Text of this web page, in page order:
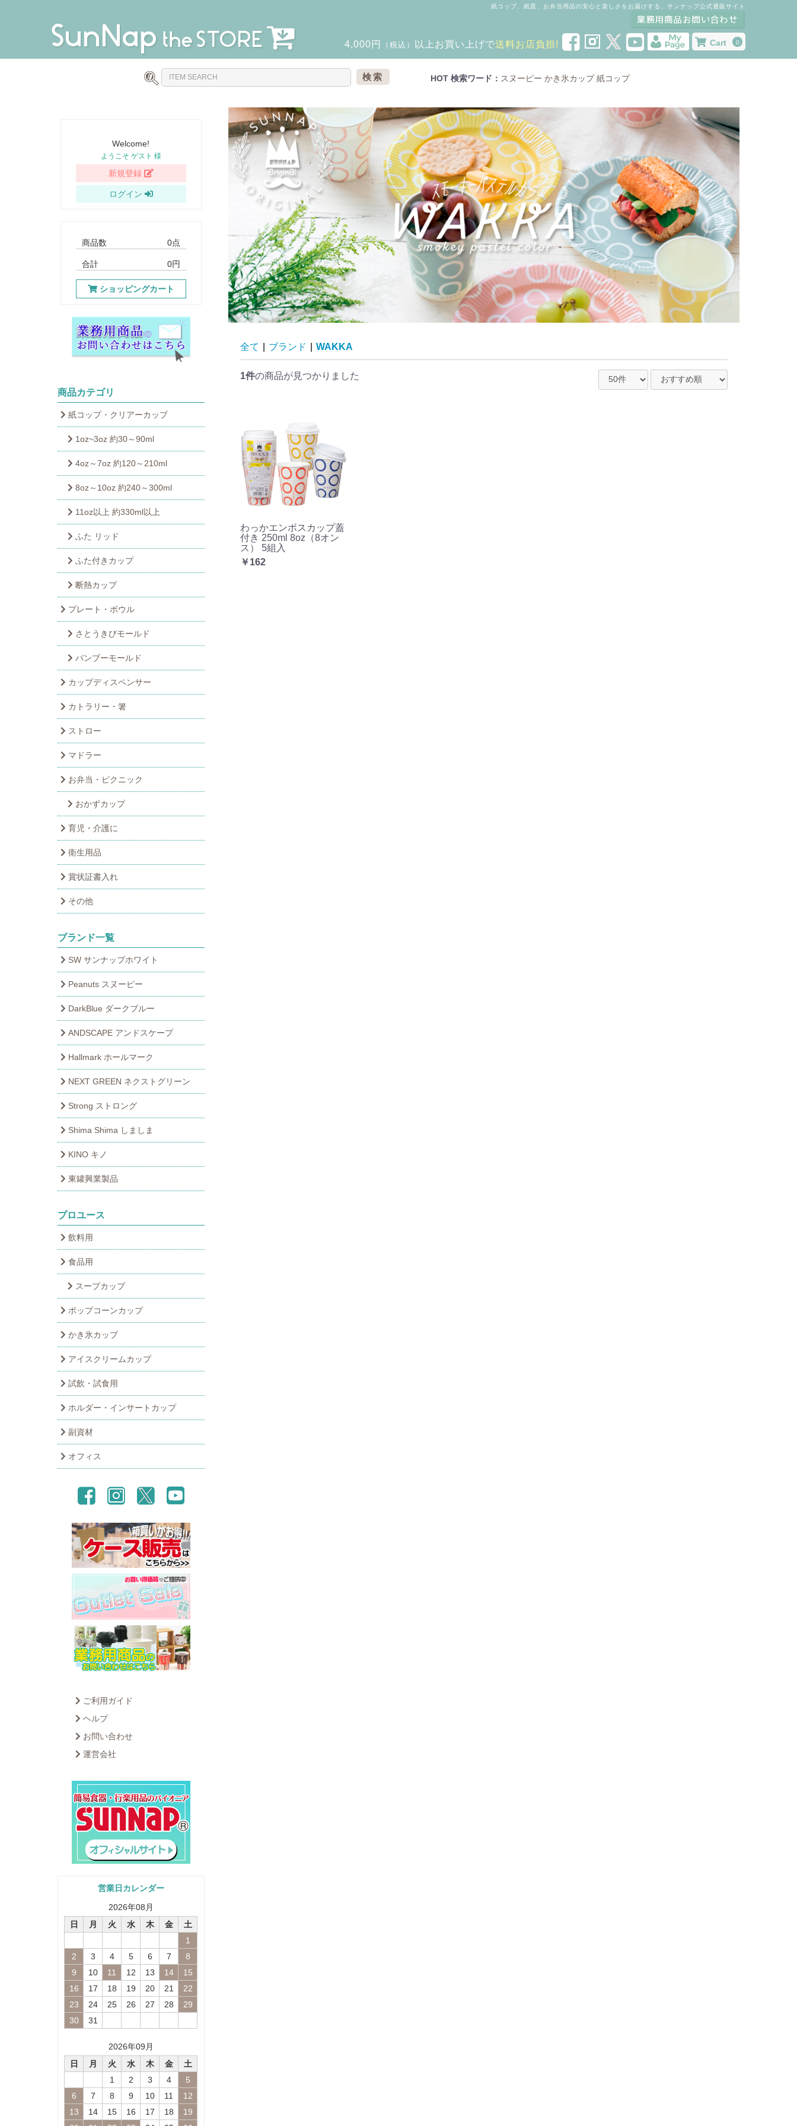
紙コップ、紙皿、お弁当用品の安心と楽しさをお届けする、サンナップ公式通販サイト
Cart 0
4,000円 （税込） 以上 お買い上げで送料お店負担!
検索 HOT 検索ワード： スヌーピー かき氷カップ 紙コップ
Welcome!
ようこそ ゲスト 様
新規登録
ログイン
商品数 0点
合計 0円
ショッピングカート
商品カテゴリ
紙コップ・クリアーカップ
1oz~3oz 約30～90ml
4oz～7oz 約120～210ml
8oz～10oz 約240～300ml
11oz以上 約330ml以上
ふた リッド
ふた付きカップ
断熱カップ
プレート・ボウル
さとうきびモールド
バンブーモールド
カップディスペンサー
カトラリー・箸
ストロー
マドラー
お弁当・ピクニック
おかずカップ
育児・介護に
衛生用品
賞状証書入れ
その他
ブランド一覧
SW サンナップホワイト
Peanuts スヌーピー
DarkBlue ダークブルー
ANDSCAPE アンドスケープ
Hallmark ホールマーク
NEXT GREEN ネクストグリーン
Strong ストロング
Shima Shima しましま
KINO キノ
東罐興業製品
プロユース
飲料用
食品用
スープカップ
ポップコーンカップ
かき氷カップ
アイスクリームカップ
試飲・試食用
ホルダー・インサートカップ
副資材
オフィス
ご利用ガイド
ヘルプ
お問い合わせ
運営会社
営業日カレンダー
2026年08 月
日
月 火 水 木 金
土
1
2
3 4 5 6 7
8
9
10 11 12 13 14
15
16
17 18 19 20 21
22
23
24 25 26 27 28
29
30
31
2026年09 月
日
月 火 水 木 金
土
1
2 3 4
5
6
7 8 9 10 11
12
13
14 15 16 17 18
19
全て ブランド WAKKA
1件の商品が見つかりました
わっかエンボスカップ蓋
付き 250ml 8oz（8オン
ス） 5組入
￥162